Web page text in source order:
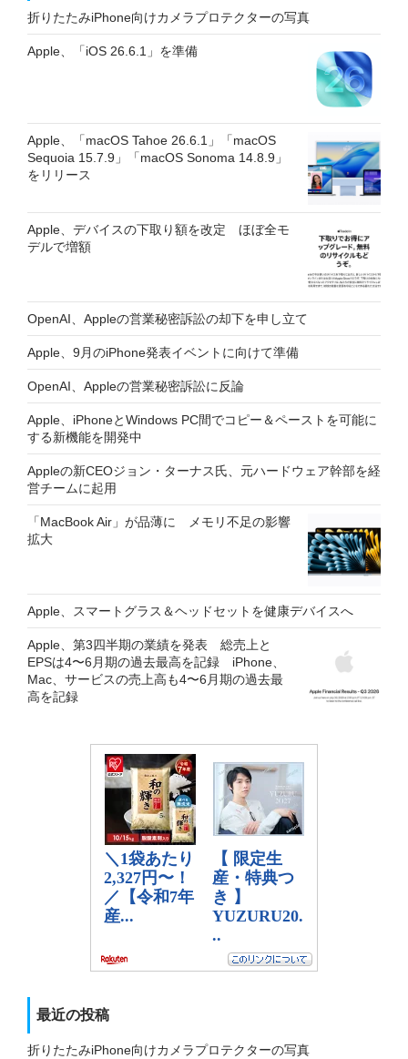
折りたたみiPhone向けカメラプロテクターの写真
Apple、「iOS 26.6.1」を準備
Apple、「macOS Tahoe 26.6.1」「macOS
Sequoia 15.7.9」「macOS Sonoma 14.8.9」
をリリース
Apple、デバイスの下取り額を改定 ほぼ全モ
デルで増額
OpenAI、Appleの営業秘密訴訟の却下を申し立て
Apple、9月のiPhone発表イベントに向けて準備
OpenAI、Appleの営業秘密訴訟に反論
Apple、iPhoneとWindows PC間でコピー＆ペーストを可能に
する新機能を開発中
Appleの新CEOジョン・ターナス氏、元ハードウェア幹部を経
営チームに起用
「MacBook Air」が品薄に メモリ不足の影響
拡大
Apple、スマートグラス＆ヘッドセットを健康デバイスへ
Apple、第3四半期の業績を発表 総売上と
EPSは4〜6月期の過去最高を記録 iPhone、
Mac、サービスの売上高も4〜6月期の過去最
高を記録
最近の投稿
折りたたみiPhone向けカメラプロテクターの写真